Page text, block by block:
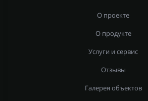
О проекте
О продукте
Услуги и сервис
Отзывы
Галерея объектов